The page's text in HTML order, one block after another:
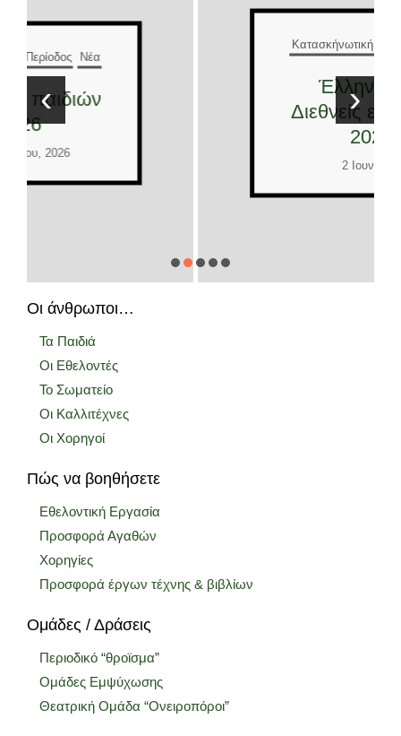
‹ ›
Οι άνθρωποι…
Τα Παιδιά
Οι Εθελοντές
Το Σωματείο
Οι Καλλιτέχνες
Οι Χορηγοί
Πώς να βοηθήσετε
Εθελοντική Εργασία
Προσφορά Αγαθών
Χορηγίες
Προσφορά έργων τέχνης & βιβλίων
Ομάδες / Δράσεις
Περιοδικό “θροϊσμα”
Ομάδες Εμψύχωσης
Θεατρική Ομάδα “Ονειροπόροι”